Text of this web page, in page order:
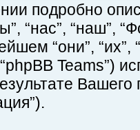
подробно
“нас”, “наш”,
“они”, “их”,
“phpBB Teams”)